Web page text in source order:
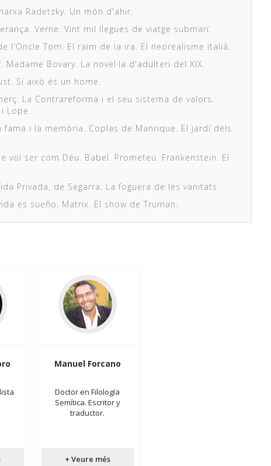
Radetzky. Un món d'ahir.
Verne. Vint mil llegües de viatge submarí.
l'Oncle Tom. El raïm de la ira. El neorealisme italià.
Bovary. La novel·la d'adulteri del XIX.
Si això és un home.
La Contrareforma i el seu sistema de valors.
Lope.
fama i la memòria. Coplas de Manrique. El jardí dels
vol ser com Déu. Babel. Prometeu. Frankenstein. El
Privada, de Segarra. La foguera de les vanitats.
es sueño. Matrix. El show de Truman.
Manuel Forcano
Doctor en Filología
Semítica. Escritor y
traductor.
+ Veure més